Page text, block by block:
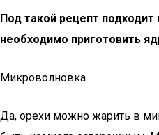
Под такой рецепт подходит
необходимо приготовить
Микроволновка
Да, орехи можно жарить в